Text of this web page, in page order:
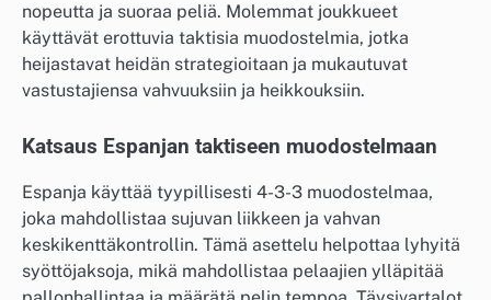
nopeutta ja suoraa peliä. Molemmat joukkueet
käyttävät erottuvia taktisia muodostelmia, jotka
heijastavat heidän strategioitaan ja mukautuvat
vastustajiensa vahvuuksiin ja heikkouksiin.
Katsaus Espanjan taktiseen muodostelmaan
Espanja käyttää tyypillisesti 4-3-3 muodostelmaa,
joka mahdollistaa sujuvan liikkeen ja vahvan
keskikenttäkontrollin. Tämä asettelu helpottaa lyhyitä
syöttöjaksoja, mikä mahdollistaa pelaajien ylläpitää